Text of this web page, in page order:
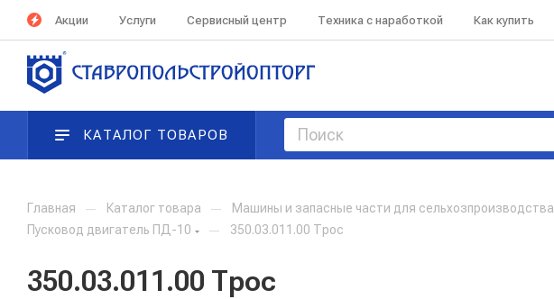
Акции Услуги Сервисный центр Техника с наработкой Как купить
КАТАЛОГ ТОВАРОВ
Главная — Каталог товара — Машины и запасные части для сельхозпроизводства
Пусковод двигатель ПД-10 — 350.03.011.00 Трос
350.03.011.00 Трос